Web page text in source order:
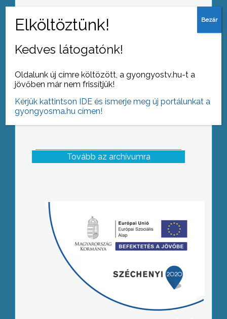
versenyt tartottak a Gyöngyöstarjáni
Művelődési Otthonban.
Tovább az archívumra
Kedves látogatónk!
Oldalunk új címre költözött, a gyongyostv.hu-t a
jövőben már nem frissítjük!
Kérjük kattintson IDE és ismerje meg új portálunkat a
gyongyosma.hu címen!